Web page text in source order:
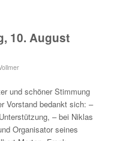
10. August
und schöner Stimmung
Vorstand bedankt sich: –
– bei Niklas
Organisator seines